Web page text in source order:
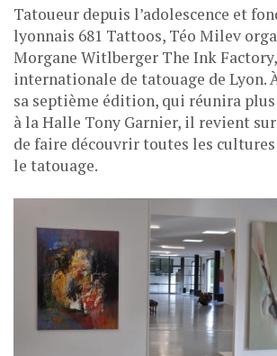
Tatoueur depuis l’adolescence et
lyonnais 681 Tattoos, Téo Milev
Morgane Witlberger The Ink
internationale de tatouage de Lyon.
sa septième édition, qui réunira
à la Halle Tony Garnier, il revient
de faire découvrir toutes les
le tatouage.